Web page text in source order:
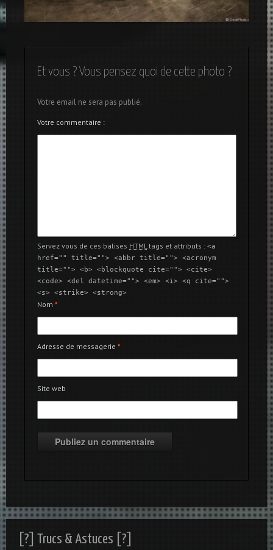
Et vous ? Vous pensez quoi de cette photo ?
Votre email ne sera pas publié.
Votre commentaire :
Servez vous de ces balises HTML tags et attributs : <a
href="" title=""> <abbr title=""> <acronym
title=""> <b> <blockquote cite=""> <cite>
<code> <del datetime=""> <em> <i> <q cite="">
<s> <strike> <strong>
Nom *
Adresse de messagerie *
Site web
[?] Trucs & Astuces [?]